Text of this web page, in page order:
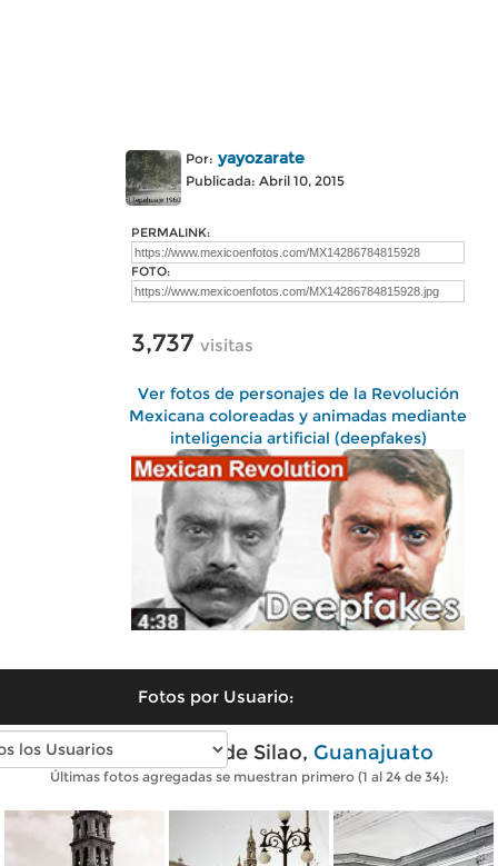
Por: yayozarate
Publicada: Abril 10, 2015
PERMALINK:
FOTO:
3,737 visitas
Ver fotos de personajes de la Revolución
Mexicana coloreadas y animadas mediante
inteligencia artificial (deepfakes)
Fotos por Usuario:
Fotos antiguas de Silao, Guanajuato
Últimas fotos agregadas se muestran primero (1 al 24 de 34):